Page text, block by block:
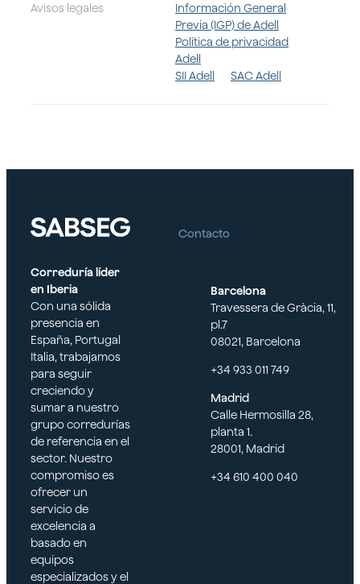
Avisos legales
Información General
Previa (IGP) de Adell
Política de privacidad
Adell
SII Adell
SAC Adell
Correduría líder
en Iberia
Con una sólida
presencia en
España, Portugal
Italia, trabajamos
para seguir
creciendo y
sumar a nuestro
grupo corredurías
de referencia en el
sector. Nuestro
compromiso es
ofrecer un
servicio de
excelencia a
basado en
equipos
especializados y el
Contacto
Barcelona
Travessera de Gràcia, 11,
pl.7
08021, Barcelona
+34 933 011 749
Madrid
Calle Hermosilla 28,
planta 1.
28001, Madrid
+34 610 400 040